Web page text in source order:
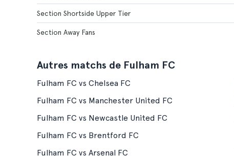
Section Shortside Upper Tier
Section Away Fans
Autres matchs de Fulham FC
Fulham FC vs Chelsea FC
Fulham FC vs Manchester United FC
Fulham FC vs Newcastle United FC
Fulham FC vs Brentford FC
Fulham FC vs Arsenal FC